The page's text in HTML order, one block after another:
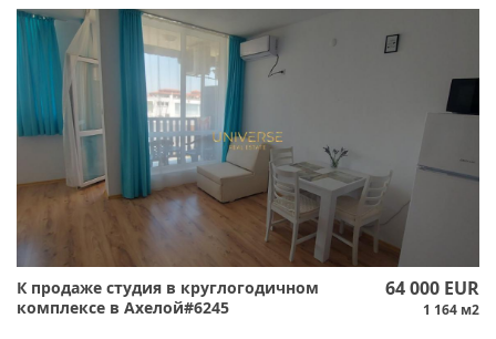
К продаже студия в круглогодичном
комплексе в Ахелой#6245
64 000 EUR
1 164 м2